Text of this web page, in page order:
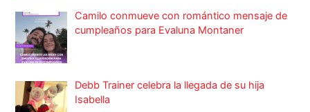
Camilo conmueve con romántico mensaje de
cumpleaños para Evaluna Montaner
Debb Trainer celebra la llegada de su hija
Isabella